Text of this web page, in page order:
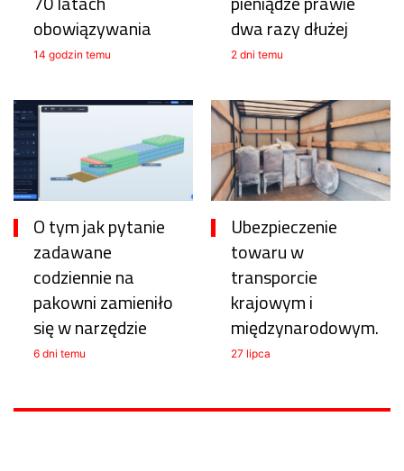
obowiązywania
14 godzin temu
dwa razy dłużej
2 dni temu
O tym jak pytanie
zadawane
codziennie na
pakowni zamieniło
się w narzędzie
6 dni temu
Ubezpieczenie
towaru w
transporcie
krajowym i
międzynarodowym.
27 lipca